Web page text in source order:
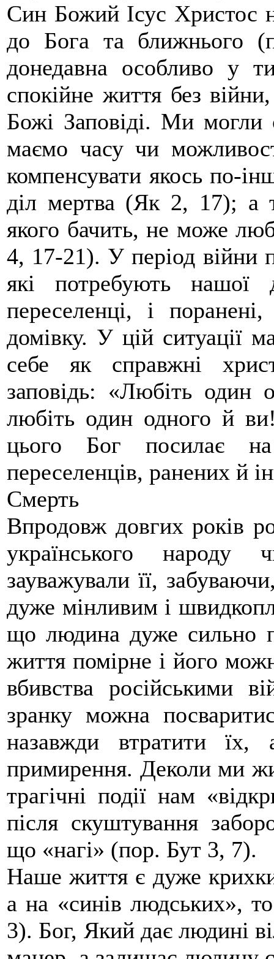
Син Божий Ісус Христос
до Бога та ближнього
донедавна особливо у
спокійне життя без
Божі Заповіді. Ми
маємо часу чи
компенсувати якось по-
діл мертва (Як 2, 17); а
якого бачить, не може
4, 17-21). У період війни
які потребують
переселенці, і
домівку. У цій ситуації
себе як справжні
заповідь: «Любіть
любіть один одного й
цього Бог посилає
переселенців, ранених й
Смерть
Впродовж довгих років
українського народу
зауважували її,
дуже мінливим і
що людина дуже сильно
життя помірне і його
вбивства російськими
зранку можна
назавжди втратити
примирення. Деколи ми
трагічні події нам
після скуштування
що «нагі» (пор. Бут 3, 7).
Наше життя є дуже
а на «синів людських»,
3). Бог, Який дає людині